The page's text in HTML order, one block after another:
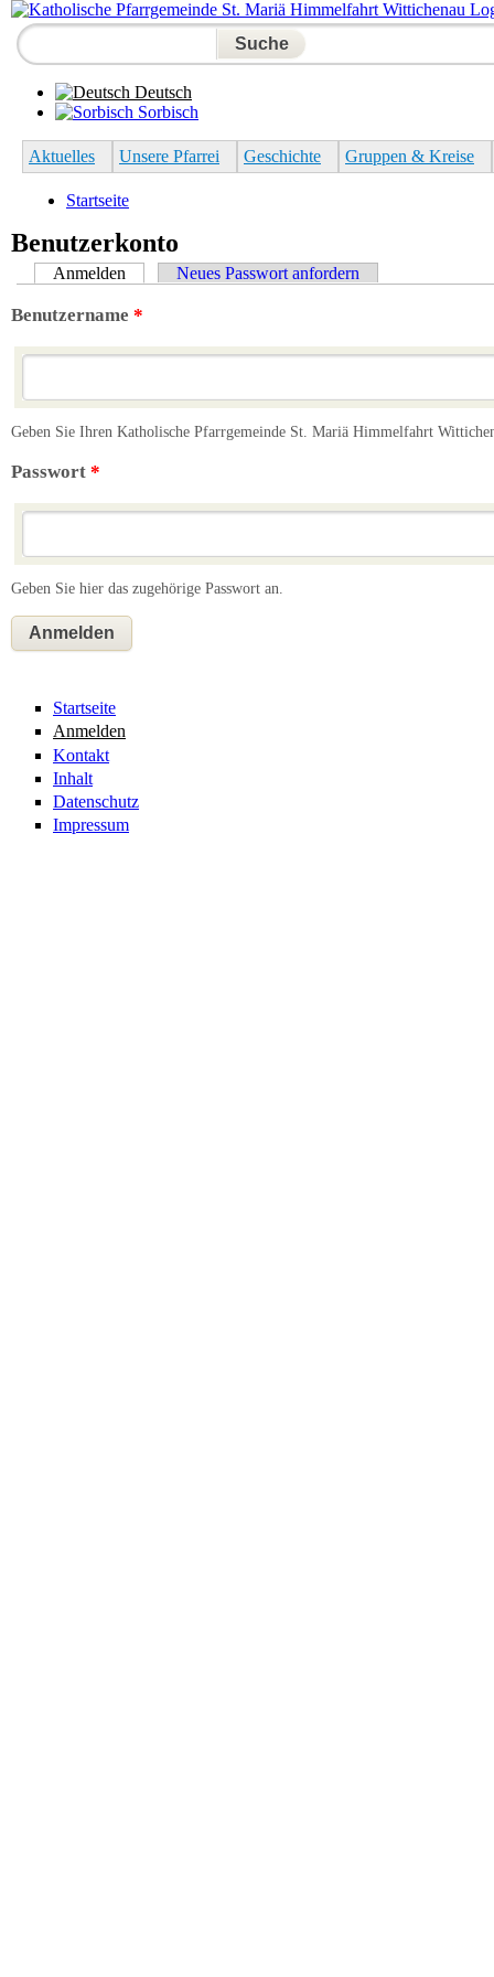
Suchformular
Suche
Deutsch
Sorbisch
Aktuelles Unsere Pfarrei Geschichte Gruppen & Kreise
Sie sind hier
Startseite
Benutzerkonto
Anmelden (aktiver Reiter)
Neues Passwort anfordern
Benutzername *
Geben Sie Ihren Katholische Pfarrgemeinde St. Mariä Himmelfahrt
Passwort *
Geben Sie hier das zugehörige Passwort an.
Startseite
Anmelden
Kontakt
Inhalt
Datenschutz
Impressum